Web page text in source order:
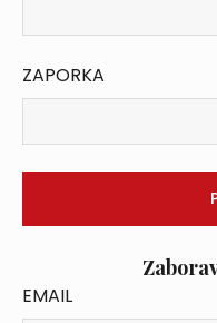
ZAPORKA
EMAIL